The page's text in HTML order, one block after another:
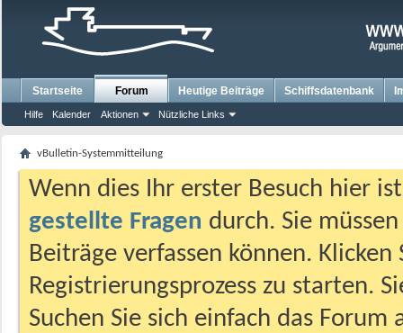
Startseite Forum
Hilfe Kalender Aktionen Nützliche Links
Heutige Beiträge Schiffsdatenbank
vBulletin-Systemmitteilung
Wenn dies Ihr erster Besuch hier
gestellte Fragen durch. Sie
Beiträge verfassen können.
Registrierungsprozess zu starten.
Suchen Sie sich einfach das